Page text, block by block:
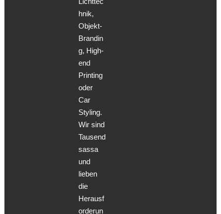
hnik,
Objekt-
Brandin
g, High-
end
Printing
oder
Car
Styling.
Wir sind
Tausend
sassa
und
lieben
die
Herausf
orderun